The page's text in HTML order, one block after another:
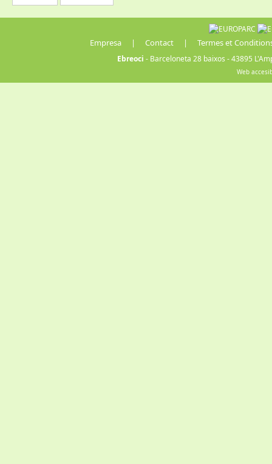
Empresa | Contact | Termes et
Ebreoci - Barceloneta 28 baixos - 43895
Web